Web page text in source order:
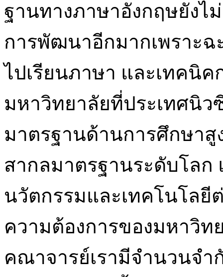
ฐานทางภาษาอังกฤษยังไ
การพัฒนาอีกมากเพราะฉ
ไปเรียนภาษา และเทคนิค
มหาวิทยาลัยที่ประเทศนิว
มาตรฐานด้านการศึกษา
สากลมาตรฐานระดับโล
นวัตกรรมและเทคโนโลยี
ความต้องการของมหาวิท
คณาจารย์เรามีจำนวนจำ